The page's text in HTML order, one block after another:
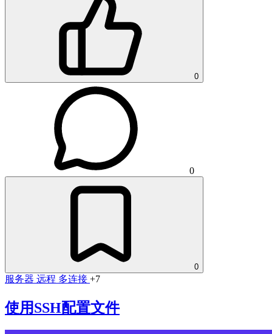
0
0
0
服务器 远程 多连接 +7
使用SSH配置文件